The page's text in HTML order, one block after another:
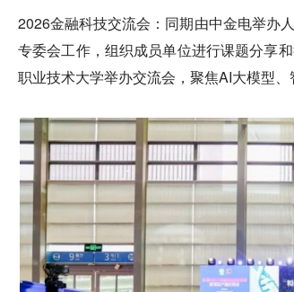
2026金融科技交流会：同期由中金电举办
专委会工作，组织成员单位进行课题分享
职业技术大学举办交流会，聚焦AI大模型、